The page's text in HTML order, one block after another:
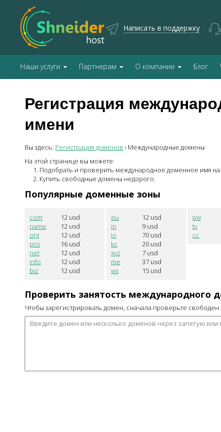
Написать в поддержку
Наши услуги Партнерам О компании Блог
Регистрация
имени
Вы здесь: Регистрация доменов › Международные домены
На этой странице вы можете:
Подобрать и проверить международное доменное имя на
Купить свободные домены недорого.
Популярные доменные зоны
com 12 usd
name
12 usd
org
12 usd
pro
16 usd
net
12 usd
info
12 usd
biz
12 usd
eu 12 usd
in
9 usd
io
70 usd
kz
20 usd
xyz
7 usd
me
37 usd
ws
15 usd
pw
tv
cc
Проверить занятость международного
Чтобы зарегистрировать домен, сначала проверьте свободен